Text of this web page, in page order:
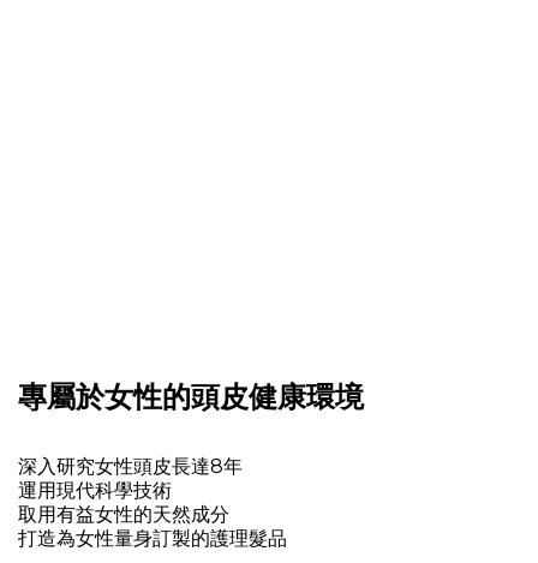
專屬於女性的頭皮健康環境
深入研究女性頭皮長達8年
運用現代科學技術
取用有益女性的天然成分
打造為女性量身訂製的護理髮品